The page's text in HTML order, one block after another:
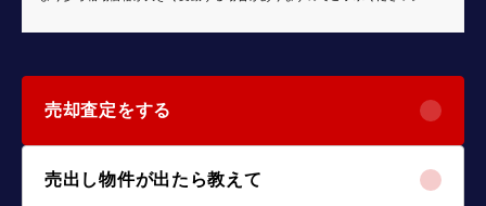
売却査定をする
売出し物件が出たら教えて